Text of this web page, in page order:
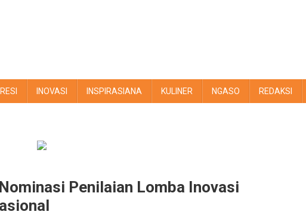
INOVASI INSPIRASIANA KULINER NGASO REDAKSI
Penilaian Lomba Inovasi